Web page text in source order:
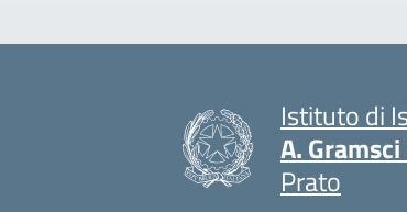
Istituto di
A.
Prato